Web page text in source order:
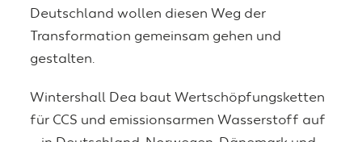
Deutschland wollen diesen Weg der
Transformation gemeinsam gehen und
gestalten.
Wintershall Dea baut Wertschöpfungsketten
für CCS und emissionsarmen Wasserstoff auf